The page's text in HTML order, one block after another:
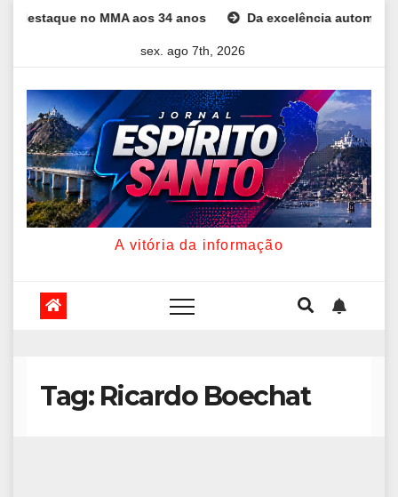
Skipno MMA aos 34 anos Da excelência automotiva à
sex. ago 7th, 2026
A vitória da informação
Tag: Ricardo Boechat